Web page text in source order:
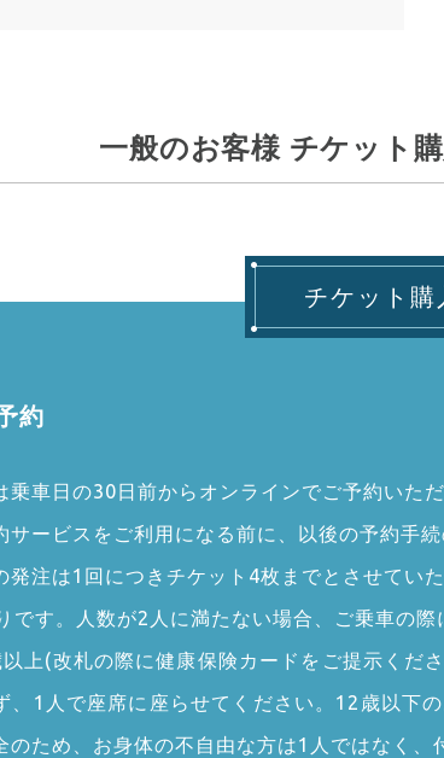
一般のお客様 チケット
チケット
約
乗車日の30日前からオンラインでご予約いた
サービスをご利用になる前に、以後の予約手
発注は1回につきチケット4枚までとさせてい
です。人数が2人に満たない場合、ご乗車の際
上(改札の際に健康保険カードをご提示くだ
、1人で座席に座らせてください。12歳以下
のため、お身体の不自由な方は1人ではなく、